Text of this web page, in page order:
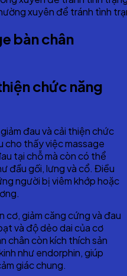
xuyên để tránh tình
bàn chân
chức năng
đau và cải thiện chức
cho thấy việc massage
tại chỗ mà còn có thể
đầu gối, lưng và cổ. Điều
người bị viêm khớp hoặc
cơ, giảm căng cứng và đau
và độ dẻo dai của cơ
chân còn kích thích sản
như endorphin, giúp
giác chung.